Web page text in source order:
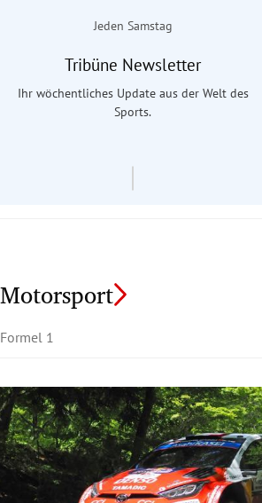
Jeden Samstag
Tribüne Newsletter
Ihr wöchentliches Update aus der Welt des
Sports.
Motorsport
Formel 1